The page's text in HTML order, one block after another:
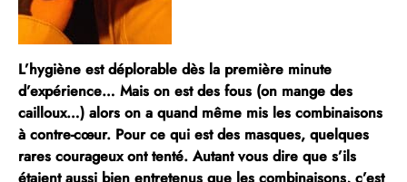
L’hygiène est déplorable dès la première minute
d’expérience… Mais on est des fous (on mange des
cailloux…) alors on a quand même mis les combinaisons
à contre-cœur. Pour ce qui est des masques, quelques
rares courageux ont tenté. Autant vous dire que s’ils